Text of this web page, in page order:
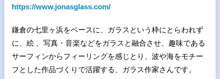
https://www.jonasglass.com/
鎌倉の七里ヶ浜をベースに、ガラスという枠にとらわれず
に、絵 、写真・音楽などをガラスと融合させ、趣味である
サーフィンからフィーリングを感じとり、波や海をモチー
フとした作品づくりで活躍する、ガラス作家さんです。